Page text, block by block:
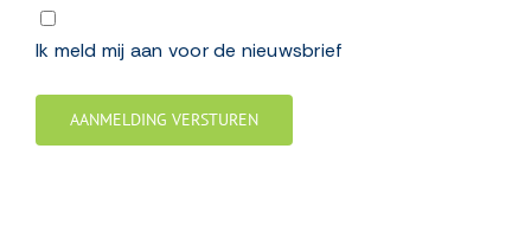
Nieuwsbrief
Ik meld mij aan voor de nieuwsbrief
AANMELDING VERSTUREN